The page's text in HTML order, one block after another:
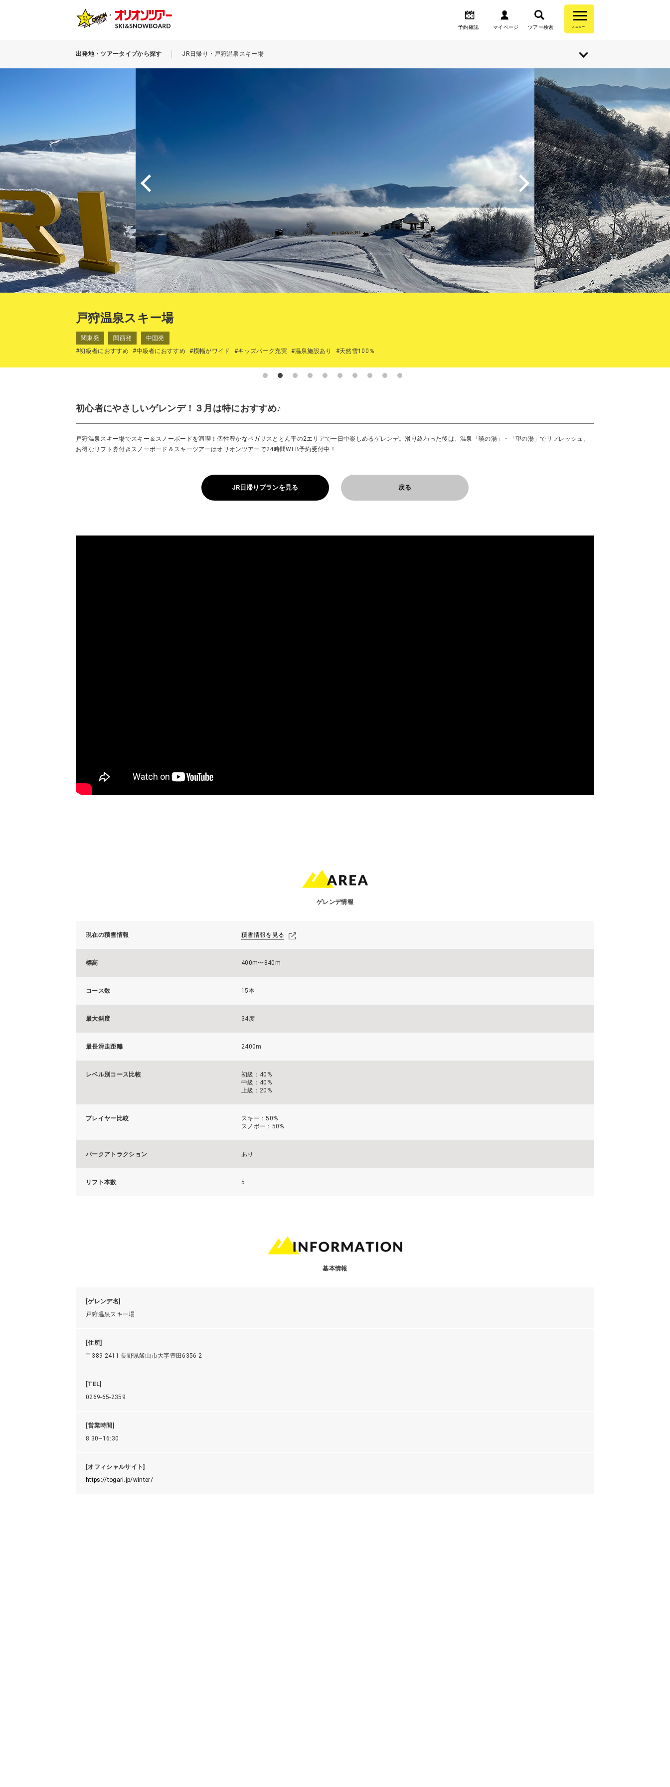
予約確認 マイページ ツアー検索 メニュー
出発地・ツアータイプから探す JR日帰り・戸狩温泉スキー場
戸狩温泉スキー場
関東発 関西発
中国発
#初級者におすすめ
#中級者におすすめ #横幅がワイド #キッズパーク充実 #温泉施設あり #天然雪100％
初心者にやさしいゲレンデ！３月は特におすすめ♪
戸狩温泉スキー場でスキー＆スノーボードを満喫！個性豊かなペガサスととん平の2エリアで一日中楽しめるゲレンデ。滑り終わった後は、温泉「暁の湯」・「望の湯」でリフレッシュ。
お得なリフト券付きスノーボード＆スキーツアーはオリオンツアーで24時間WEB予約受付中！
JR日帰りプランを見る 戻る
ゲレンデ情報
現在の積雪情報 積雪情報を見る
標高 400m〜840m
コース数 15本
最大斜度 34度
最長滑走距離 2400m
レベル別コース比較
初級：40%
中級：40%
上級：20%
プレイヤー比較
スキー：50%
スノボー：50%
パークアトラクション あり
リフト本数 5
基本情報
[ゲレンデ名]
戸狩温泉スキー場
[住所]
〒389-2411 長野県飯山市大字豊田6356-2
[TEL]
0269-65-2359
[営業時間]
8:30~16:30
[オフィシャルサイト]
https://togari.jp/winter/